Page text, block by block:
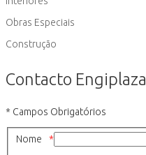
Obras Especiais
Construção
Contacto Engiplaza
* Campos Obrigatórios
Nome